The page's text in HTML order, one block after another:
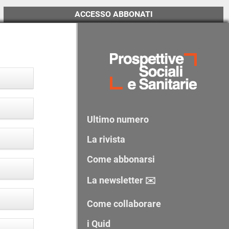
ACCESSO ABBONATI
Ultimo numero
La rivista
Come abbonarsi
La newsletter ✉️
Come collaborare
i Quid